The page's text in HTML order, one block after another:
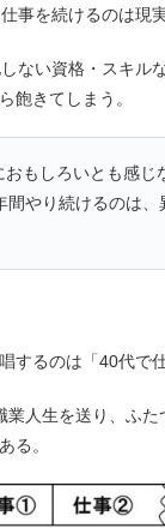
事を続けるのは現
ない資格・スキル
飽きてしまう。
もしろいとも感じ
間やり続けるのは、
するのは「40代で
業人生を送り、ふた
る。